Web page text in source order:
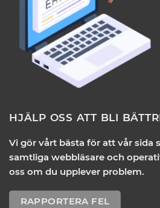
HJÄLP OSS ATT BLI
Vi gör vårt bästa för att vår sida
samtliga webbläsare och
oss om du upplever problem.
RAPPORTERA FEL